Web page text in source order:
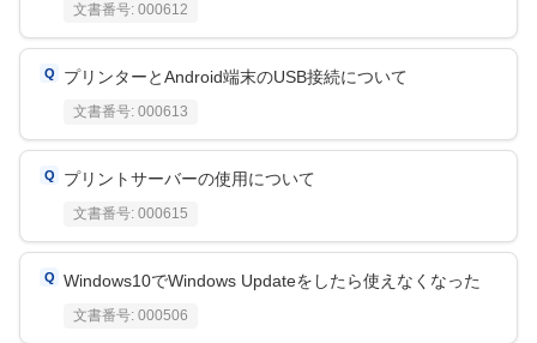
文書番号: 000612
プリンターとAndroid端末のUSB接続について
文書番号: 000613
プリントサーバーの使用について
文書番号: 000615
Windows10でWindows Updateをしたら使えなくなった
文書番号: 000506